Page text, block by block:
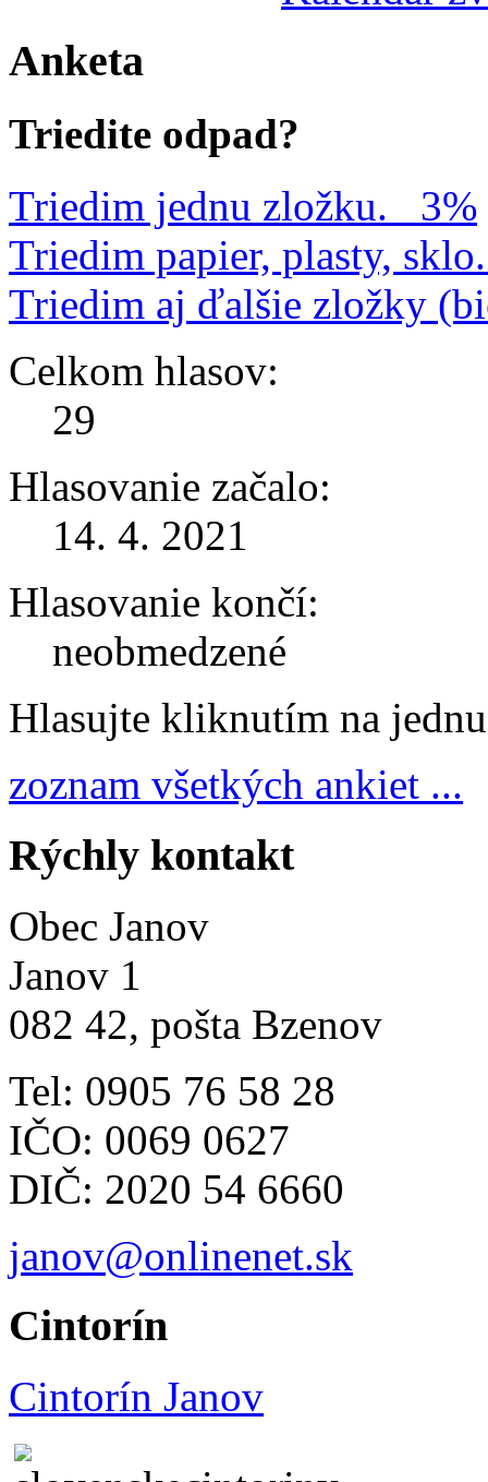
Anketa
Triedite odpad?
Triedim jednu zložku.
3%
Triedim papier, plasty, sklo.
Triedim aj ďalšie zložky
Celkom hlasov:
29
Hlasovanie začalo:
14. 4. 2021
Hlasovanie končí:
neobmedzené
Hlasujte kliknutím na
zoznam všetkých ankiet ...
Rýchly kontakt
Obec Janov
Janov 1
082 42, pošta Bzenov
Tel: 0905 76 58 28
IČO: 0069 0627
DIČ: 2020 54 6660
janov@onlinenet.sk
Cintorín
Cintorín Janov